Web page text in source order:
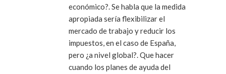
económico?. Se habla que la medida
apropiada sería flexibilizar el
mercado de trabajo y reducir los
impuestos, en el caso de España,
pero ¿a nivel global?. Que hacer
cuando los planes de ayuda del